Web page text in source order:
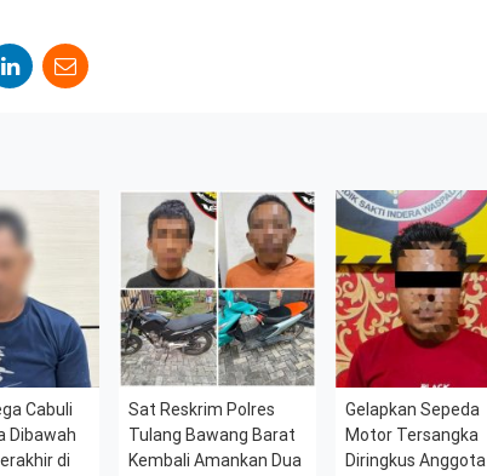
Cabuli
Dibawah
di
Sat Reskrim Polres
Tulang Bawang Barat
Kembali Amankan Dua
Gelapkan Sepeda
Motor Tersangka
Diringkus Anggota